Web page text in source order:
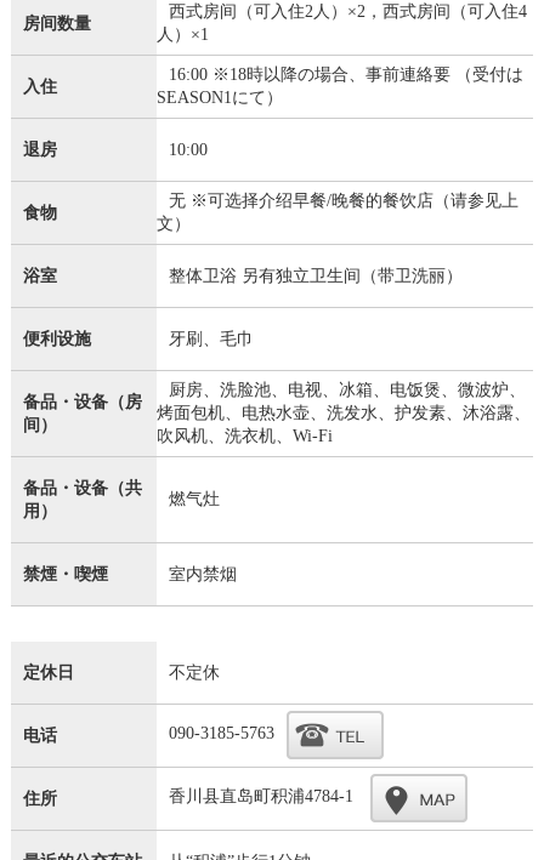
房间数量
西式房间（可入住2人）×2，西式房间（可入住4
人）×1
入住
16:00 ※18時以降の場合、事前連絡要 （受付は
SEASON1にて）
退房 10:00
食物
无 ※可选择介绍早餐/晚餐的餐饮店（请参见上
文）
浴室 整体卫浴 另有独立卫生间（带卫洗丽）
便利设施 牙刷、毛巾
备品・设备（房
间）
厨房、洗脸池、电视、冰箱、电饭煲、微波炉、
烤面包机、电热水壶、洗发水、护发素、沐浴露、
吹风机、洗衣机、Wi-Fi
备品・设备（共
用）
燃气灶
禁煙・喫煙 室内禁烟
定休日 不定休
电话 090-3185-5763
住所 香川县直岛町积浦4784-1